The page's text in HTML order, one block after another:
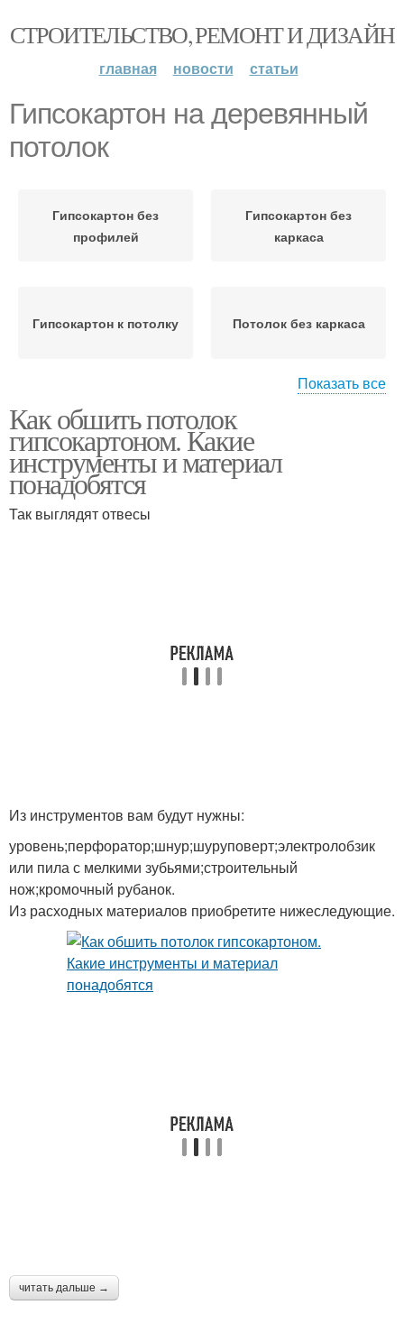
СТРОИТЕЛЬСТВО, РЕМОНТ И ДИЗАЙН
главная новости статьи
Гипсокартон на деревянный
потолок
Гипсокартон без
профилей
Гипсокартон без
каркаса
Гипсокартон к потолку Потолок без каркаса
Крепления к
деревянному потолку
Деревянный каркас
Потолок из
Показать все
Как обшить потолок
гипсокартоном. Какие
инструменты и материал
понадобятся
Так выглядят отвесы
Из инструментов вам будут нужны:
уровень;перфоратор;шнур;шуруповерт;электролобзик
или пила с мелкими зубьями;строительный
нож;кромочный рубанок.
Из расходных материалов приобретите нижеследующие.
читать дальше →